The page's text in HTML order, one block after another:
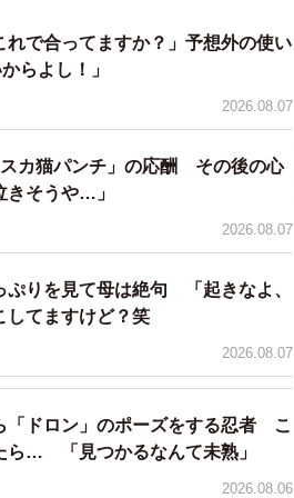
よりキャプチャ撮影）
が愛おしい」「犯行の動きが完全
らウェルカム」など、“泥棒猫”を
で合ってますか？」予想外の使い
らよし！」
2026.08.07
カ猫パンチ」の応酬 その後の心
きそうや…」
2026.08.07
ぷりを見て母は絶句 「起きなよ、
てますけど？笑
2026.08.07
ドロン」のポーズをする忍者 こ
ら… 「見つかるなんて未熟」
2026.08.06